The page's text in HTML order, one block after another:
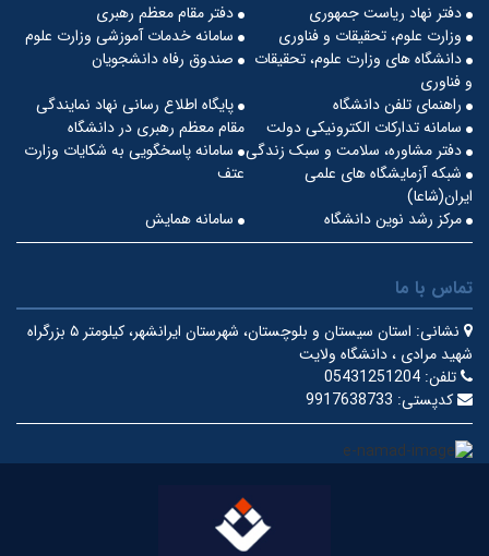
دفتر مقام معظم رهبری
دفتر نهاد ریاست جمهوری
سامانه خدمات آموزشی وزارت علوم
وزارت علوم، تحقیقات و فناوری
صندوق رفاه دانشجویان
دانشگاه های وزارت علوم، تحقیقات
و فناوری
پایگاه اطلاع رسانی نهاد نمایندگی
مقام معظم رهبری در دانشگاه
راهنمای تلفن دانشگاه
سامانه تدارکات الکترونیکی دولت
سامانه پاسخگویی به شکایات وزارت
عتف
دفتر مشاوره، سلامت و سبک زندگی
شبکه آزمایشگاه های علمی
ایران(شاعا)
سامانه همایش
مرکز رشد نوین دانشگاه
تماس با ما
نشانی:
استان سیستان و بلوچستان، شهرستان ایرانشهر، کیلومتر ۵ بزرگراه
شهید مرادی ، دانشگاه ولایت
تلفن: 05431251204
کدپستی: 9917638733